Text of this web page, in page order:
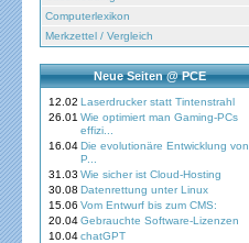
Computerlexikon
Merkzettel / Vergleich
Neue Seiten @ PCE
12.02 Laserdrucker statt Tintenstrahl
26.01 Wie optimiert man Gaming-PCs
effizi...
16.04Die evolutionäre Entwicklung von
P...
31.03 Wie sicher ist Cloud-Hosting
30.08 Datenrettung unter Linux
15.06 Vom Entwurf bis zum CMS:
20.04Gebrauchte Software-Lizenzen
10.04chatGPT